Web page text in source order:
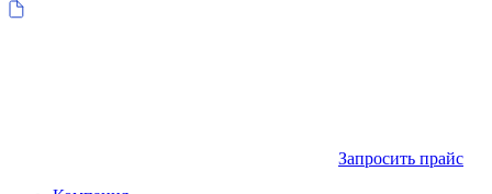
Запросить прайс